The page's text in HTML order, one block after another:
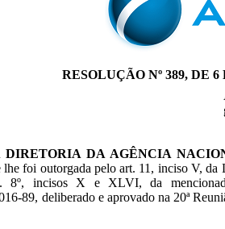
RESOLUÇÃO Nº 389, DE 6
DIRETORIA DA AGÊNCIA
lhe foi outorgada pelo art. 11, inciso V,
8º, incisos X e XLVI, da
89, deliberado e aprovado na 20ª